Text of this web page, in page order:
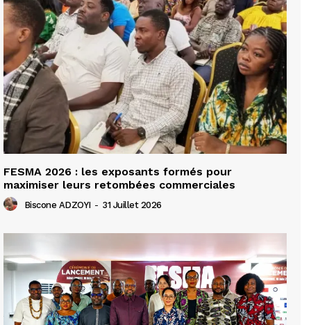
FESMA 2026 : les exposants formés pour
maximiser leurs retombées commerciales
Biscone ADZOYI - 31 Juillet 2026